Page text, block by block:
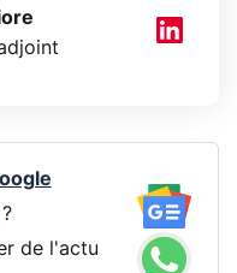
de l'actu